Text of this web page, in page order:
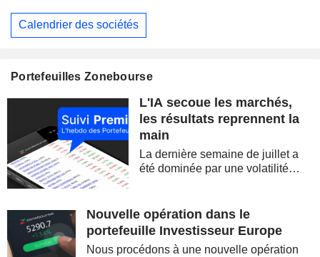
Calendrier des sociétés
Portefeuilles Zonebourse
L'IA secoue les marchés,
les résultats reprennent la
main
La dernière semaine de juillet a
été dominée par une volatilité
semi-conducteurs. Les
inquiétudes sur la soutenabilité
Nouvelle opération dans le
portefeuille Investisseur Europe
Nous procédons à une nouvelle opération